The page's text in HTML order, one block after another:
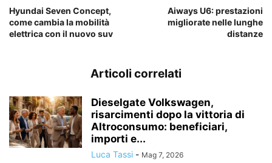
Hyundai Seven Concept,
come cambia la mobilità
elettrica con il nuovo suv
Aiways U6: prestazioni
migliorate nelle lunghe
distanze
Articoli correlati
Dieselgate Volkswagen,
risarcimenti dopo la vittoria di
Altroconsumo: beneficiari,
importi e...
Luca Tassi - Mag 7, 2026